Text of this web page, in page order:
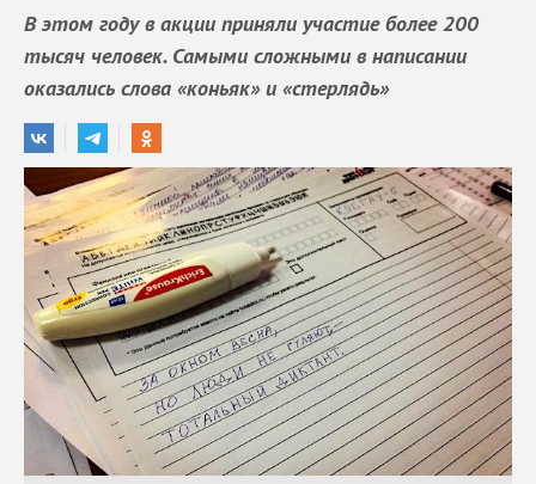
В этом году в акции приняли участие более 200
тысяч человек. Самыми сложными в написании
оказались слова «коньяк» и «стерлядь»